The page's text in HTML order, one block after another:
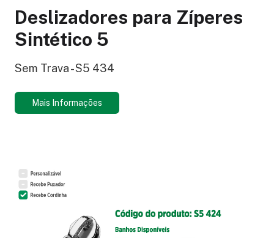
Deslizadores para Zíperes
Sintético 5
Sem Trava - S5 434
Mais Informações